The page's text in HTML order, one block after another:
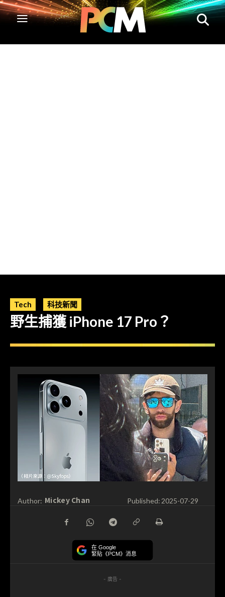
Tech 科技新聞
野生捕獲 iPhone 17 Pro？
Author: Mickey Chan Published: 2025-07-29
在 Google
緊貼《PCM》消息
- 廣告 -